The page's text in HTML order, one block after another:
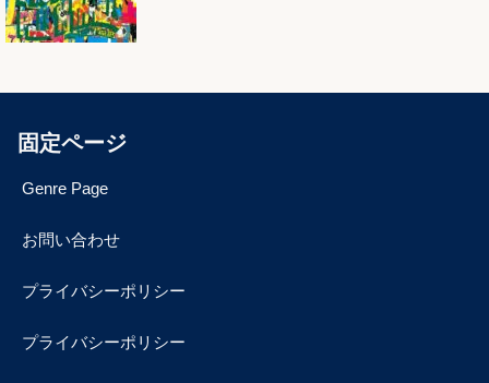
固定ページ
Genre Page
お問い合わせ
プライバシーポリシー
プライバシーポリシー